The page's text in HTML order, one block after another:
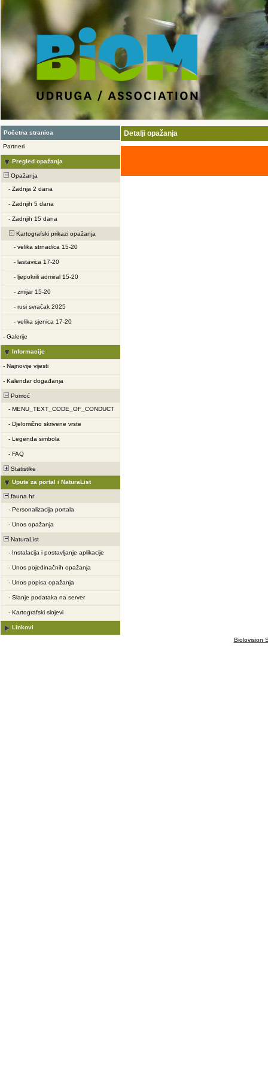
Početna stranica
Partneri
Pregled opažanja
Opažanja
- Zadnja 2 dana
- Zadnjih 5 dana
- Zadnjih 15 dana
Kartografski prikazi opažanja
- velika strnadica 15-20
- lastavica 17-20
- ljepokrili admiral 15-20
- zmijar 15-20
- rusi svračak 2025
- velika sjenica 17-20
- Galerije
Informacije
- Najnovije vijesti
- Kalendar događanja
Pomoć
- MENU_TEXT_CODE_OF_CONDUCT
- Djelomično skrivene vrste
- Legenda simbola
- FAQ
Statistike
Upute za portal i NaturaList
fauna.hr
- Personalizacija portala
- Unos opažanja
NaturaList
- Instalacija i postavljanje aplikacije
- Unos pojedinačnih opažanja
- Unos popisa opažanja
- Slanje podataka na server
- Kartografski slojevi
Linkovi
Detalji opažanja
Biolovision